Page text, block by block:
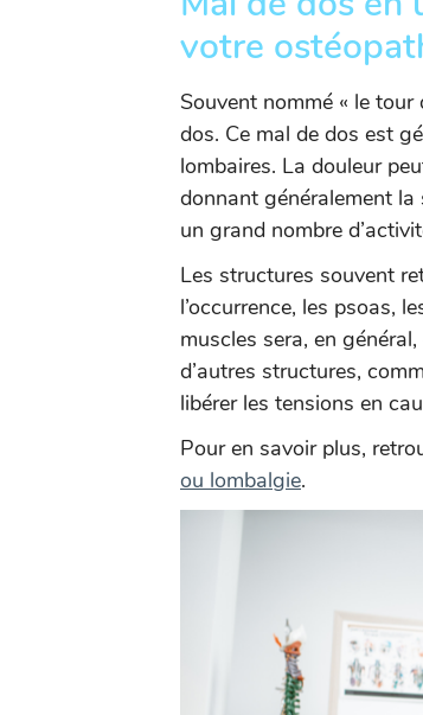
votre
Souvent nommé « le tour
dos. Ce mal de dos est
lombaires. La douleur
donnant généralement
un grand nombre
Les structures souvent
l’occurrence, les psoas,
muscles sera, en
d’autres structures,
libérer les tensions en
Pour en savoir plus,
ou lombalgie.